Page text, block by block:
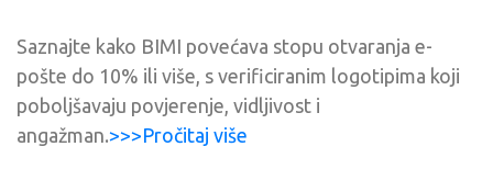
Saznajte kako BIMI povećava stopu otvaranja e-
pošte do 10% ili više, s verificiranim logotipima koji
poboljšavaju povjerenje, vidljivost i
angažman.>>>Pročitaj više